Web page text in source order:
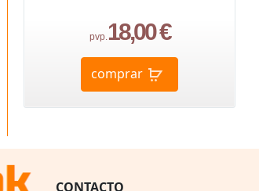
pvp.18,00 €
comprar
CONTACTO